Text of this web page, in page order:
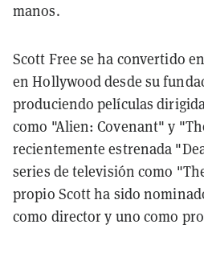
manos.
Scott Free se ha convertido
en Hollywood desde su
produciendo películas
como "Alien: Covenant" y
recientemente estrenada
series de televisión como
propio Scott ha sido
como director y uno como